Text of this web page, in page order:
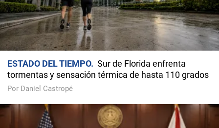
ESTADO DEL TIEMPO
Sur de Florida enfrenta
tormentas y sensación térmica de hasta 110 grados
Por Daniel Castropé